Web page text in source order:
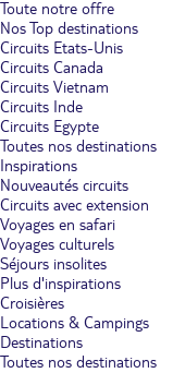
Toute notre offre
Nos Top destinations
Circuits Etats-Unis
Circuits Canada
Circuits Vietnam
Circuits Inde
Circuits Egypte
Toutes nos destinations
Inspirations
Nouveautés circuits
Circuits avec extension
Voyages en safari
Voyages culturels
Séjours insolites
Plus d'inspirations
Croisières
Locations & Campings
Destinations
Toutes nos destinations